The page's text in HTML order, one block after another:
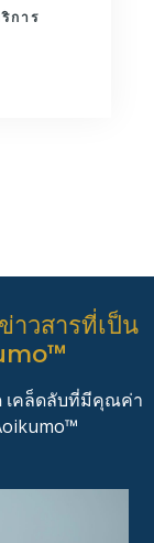
การ
าวสารที่เป็น
เคล็ดลับที่มีคุณค่า